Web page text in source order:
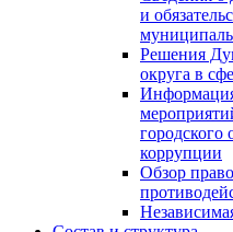
и
Решения
округа в
городского
коррупции
Обзор